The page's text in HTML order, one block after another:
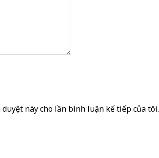
này cho lần bình luận kế tiếp của tôi.